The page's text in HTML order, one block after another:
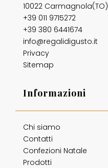
10022 Carmagnola(TO)
+39 011 9715272
+39 380 6441674
info@regalidigusto.it
Privacy
Sitemap
Informazioni
Chi siamo
Contatti
Confezioni Natale
Prodotti